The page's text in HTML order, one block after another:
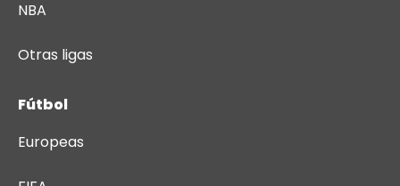
NBA
Otras ligas
Fútbol
Europeas